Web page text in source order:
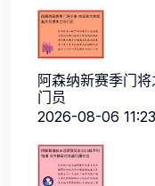
阿森纳新赛季门
门员
2026-08-06